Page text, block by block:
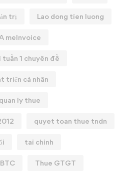
trị Lao dong tien luong
meInvoice
tuần 1 chuyên đề
triển cá nhân
quan ly thue
quyet toan thue tndn
tai chinh
Thue GTGT